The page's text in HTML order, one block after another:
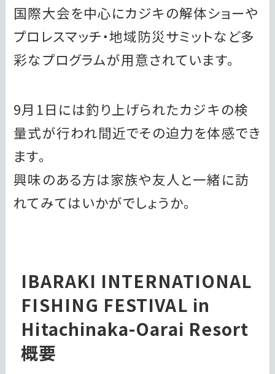
国際大会を中心にカジキの解体ショーや
プロレスマッチ・地域防災サミットなど多
彩なプログラムが用意されています。
9月1日には釣り上げられたカジキの検
量式が行われ間近でその迫力を体感でき
ます。
興味のある方は家族や友人と一緒に訪
れてみてはいかがでしょうか。
IBARAKI INTERNATIONAL
FISHING FESTIVAL in
Hitachinaka-Oarai Resort
概要